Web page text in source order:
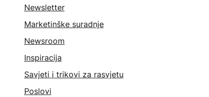
Newsletter
Marketinške suradnje
Newsroom
Inspiracija
Savjeti i trikovi za rasvjetu
Poslovi